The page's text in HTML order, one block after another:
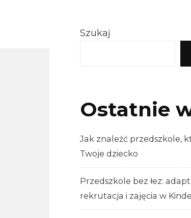
Szukaj
Ostatnie
Jak znaleźć przedszkole,
Twoje dziecko
Przedszkole bez łez:
rekrutacja i zajęcia w